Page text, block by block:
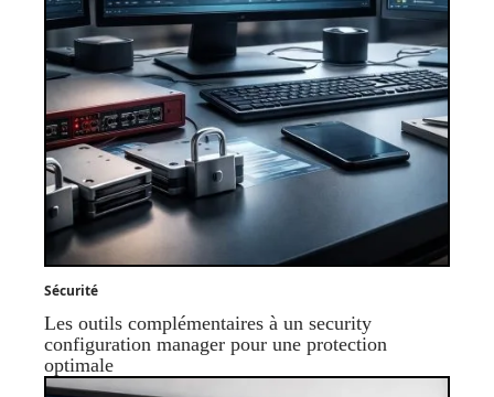
Sécurité
Les outils complémentaires à un security
configuration manager pour une protection
optimale